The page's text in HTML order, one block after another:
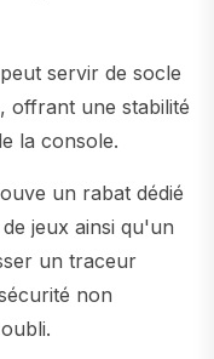
servir de socle
offrant une stabilité
la console.
un rabat dédié
jeux ainsi qu'un
un traceur
non